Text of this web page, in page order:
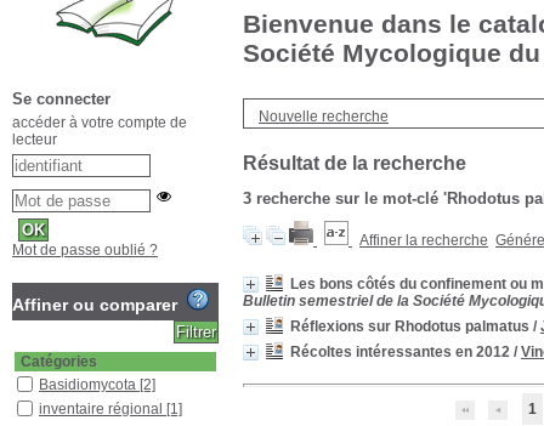
Bienvenue dans le
Société Mycologique
Nouvelle recherche
Résultat de la recherche
3 recherche sur le mot-clé 'Rhodotus
Affiner la recherche
Les bons côtés du confinement ou
Bulletin semestriel de la Société
Réflexions sur Rhodotus palmatus /
Récoltes intéressantes en 2012 /
1
Se connecter
accéder à votre compte de
lecteur
Mot de passe oublié ?
Affiner ou comparer
Catégories
Basidiomycota [2]
inventaire régional [1]